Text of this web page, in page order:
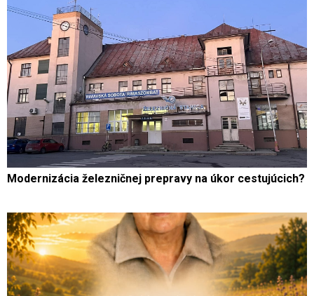
Modernizácia železničnej prepravy na úkor cestujúcich?